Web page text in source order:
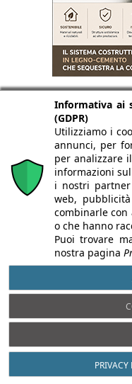
Informativa ai
(GDPR)
Utilizziamo i
annunci, per
per analizzare
informazioni
i nostri
web,
combinarle
o che hanno
Puoi trovare
nostra pagina
PRIVACY